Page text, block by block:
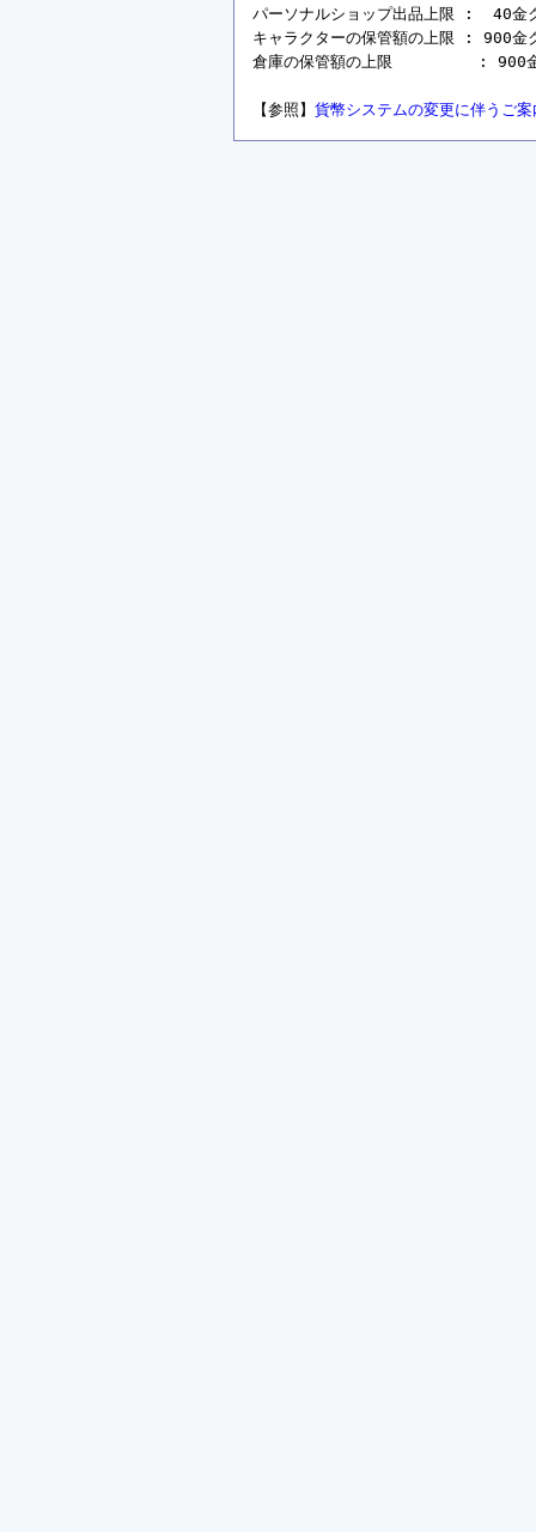
パーソナルショップ出品上限 :
キャラクターの保管額の上限 : 900
倉庫の保管額の上限         : 900
【参照】 貨幣システムの変更に伴うご案